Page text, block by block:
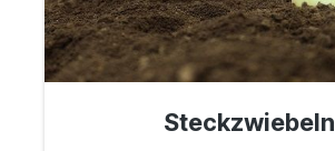
Steckzwiebeln